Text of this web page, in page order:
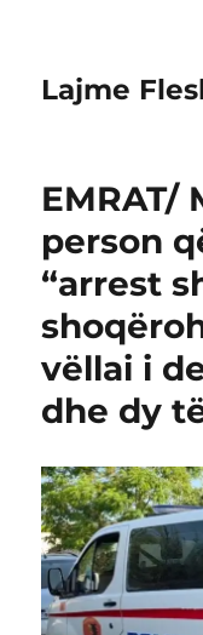
Lajme
EMRAT/
person
“arrest
vëllai i
dhe dy